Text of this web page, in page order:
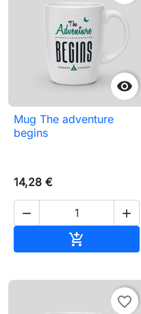

Mug The adventure
begins
14,28 €
 

favorite_border